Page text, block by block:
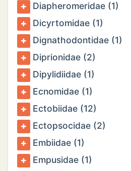
Diapheromeridae (1)
Dicyrtomidae (1)
Dignathodontidae (1)
Diprionidae (2)
Dipylidiidae (1)
Ecnomidae (1)
Ectobiidae (12)
Ectopsocidae (2)
Embiidae (1)
Empusidae (1)